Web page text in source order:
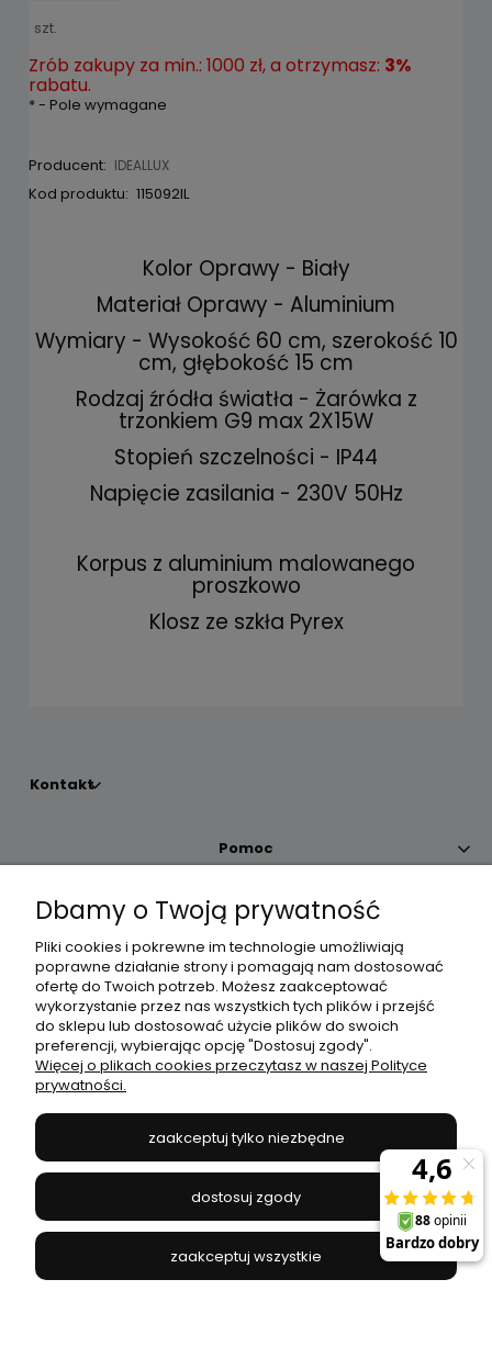
szt.
Zrób zakupy za min.: 1000 zł, a otrzymasz: 3%
rabatu.
*- Pole wymagane
Producent: IDEALLUX
Kod produktu: 115092IL
Kolor Oprawy - Biały
Materiał Oprawy - Aluminium
Wymiary - Wysokość 60 cm, szerokość 10
cm, głębokość 15 cm
Rodzaj źródła światła - Żarówka z
trzonkiem G9 max 2X15W
Stopień szczelności - IP44
Napięcie zasilania - 230V 50Hz
Korpus z aluminium malowanego
proszkowo
Klosz ze szkła Pyrex
Kontakt
Pomoc
Moje konto
Płatności i dostawa
Informacje
JANEX
669-050-03-43
504 545 749//E-mail:sklep@janexmarket.pl
Dbamy o Twoją prywatność
Pliki cookies i pokrewne im technologie umożliwiają
poprawne działanie strony i pomagają nam dostosować
ofertę do Twoich potrzeb. Możesz zaakceptować
wykorzystanie przez nas wszystkich tych plików i przejść
do sklepu lub dostosować użycie plików do swoich
preferencji, wybierając opcję "Dostosuj zgody".
Więcej o plikach cookies przeczytasz w naszej Polityce
prywatności.
zaakceptuj tylko niezbędne
dostosuj zgody
zaakceptuj wszystkie